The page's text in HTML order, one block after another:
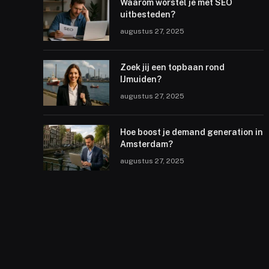
Waarom worstel je met SEO
uitbesteden?
augustus 27, 2025
Zoek jij een topbaan rond
IJmuiden?
augustus 27, 2025
Hoe boost je demand generation in
Amsterdam?
augustus 27, 2025